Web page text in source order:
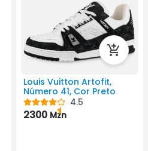
Louis Vuitton Artofit,
Número 41, Cor Preto
4.5
2300 Mzn